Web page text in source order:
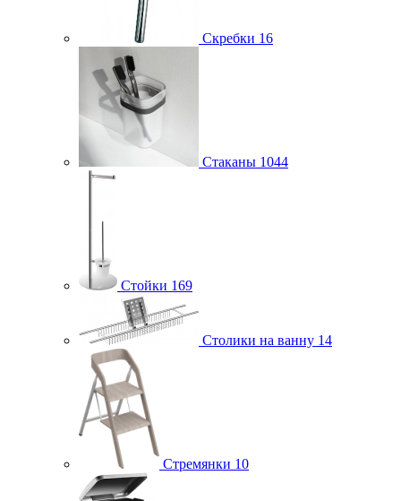
Скребки 16
Стаканы 1044
Стойки 169
Столики на ванну 14
Стремянки 10